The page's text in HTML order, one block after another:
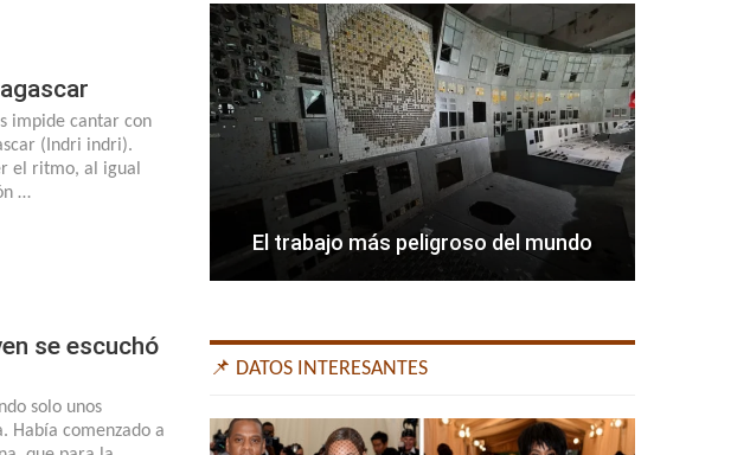
impide cantar con
(Indri indri).
el ritmo, al igual
…
se escuchó
solo unos
Había comenzado a
El trabajo más peligroso del mundo
📌 DATOS INTERESANTES